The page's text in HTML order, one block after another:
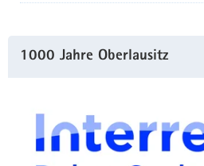
1000 Jahre Oberlausitz